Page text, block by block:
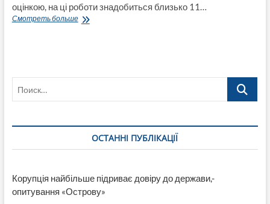
оцінкою, на ці роботи знадобиться близько 11…
Смотреть большеНа
РВА
назвали
суму
Поиск…
ОСТАННІ ПУБЛІКАЦІЇ
Корупція найбільше підриває довіру до держави,-
опитування «Острову»